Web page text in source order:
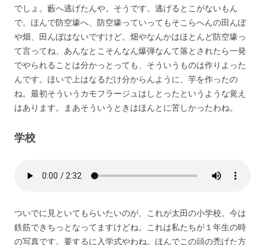
でしょ。藪へ逃げたんや。そうです。逃げるとこがないもん
で。ほんで防空壕へ、防空壕っていってもそこらへんの田んぼ
や畑、田んぼはないですけど。畑やなんかはほとんど防空壕っ
て言ってね、あんなとこそんなん爆弾なんて落とされたら一発
でやられることは分かっとっても、そういうものは作りよった
んです。ほいで上はなるだけ分からんように、芋を作ったの
ね。最初そういうカモフラージュはしとったというような覚え
はあります。まあそういうときはほんとに苦しかったわね。
学校
ついでに見といてもらいたいのが、これが太田の小学校。今は
鉄筋できちっとなってますけどね。これは私たちが１年生の時
の写真です。要するに入学式やわね。ほんでこの頭の禿げた方